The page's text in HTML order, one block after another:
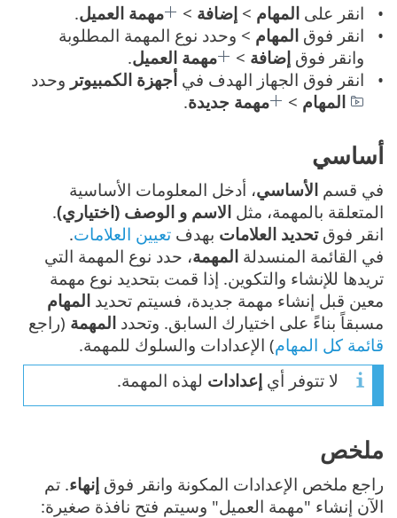
انقر علىالمهام >إضافة > مهمة العميل.
انقر فوقالمهام > وحدد نوع المهمة المطلوبة
وانقر فوقإضافة > مهمة العميل.
انقر فوق الجهاز الهدف فيأجهزة الكمبيوتر وحدد
المهام > مهمة جديدة.
أساسي
في قسم الأساسي، أدخل المعلومات الأساسية
المتعلقة بالمهمة، مثل الاسم و الوصف (اختياري).
انقر فوقتحديد العلامات بهدف تعيين العلامات.
في القائمة المنسدلة المهمة، حدد نوع المهمة التي
تريدها للإنشاء والتكوين. إذا قمت بتحديد نوع مهمة
معين قبل إنشاء مهمة جديدة، فسيتم تحديد المهام
مسبقاً بناءً على اختيارك السابق. وتحدد المهمة (راجع
قائمة كل المهام) الإعدادات والسلوك للمهمة.
لا تتوفر أي إعدادات لهذه المهمة.
ملخص
راجع ملخص الإعدادات المكونة وانقر فوق إنهاء. تم
الآن إنشاء "مهمة العميل" وسيتم فتح نافذة صغيرة: